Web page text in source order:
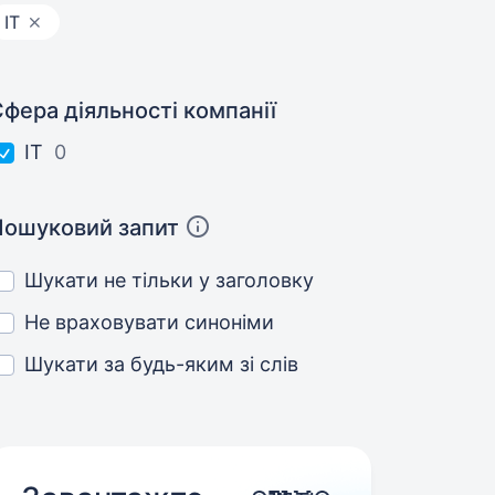
IT
діяльності компанії
IT 0
запит
Шукати не тільки у заголовку
Не враховувати синоніми
Шукати за будь-яким зі слів